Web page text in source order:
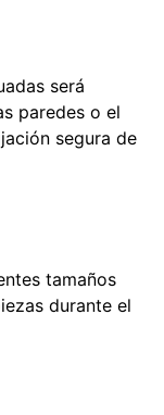
será
paredes o el
segura de
tamaños
durante el